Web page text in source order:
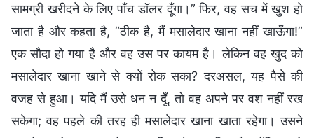
सामग्री खरीदने के लिए पाँच डॉलर दूँगा।” फिर, वह सच में खुश हो
जाता है और कहता है, “ठीक है, मैं मसालेदार खाना नहीं खाऊँगा!”
एक सौदा हो गया है और वह उस पर कायम है। लेकिन वह खुद को
मसालेदार खाना खाने से क्यों रोक सका? दरअसल, यह पैसे की
वजह से हुआ। यदि मैं उसे धन न दूँ, तो वह अपने पर वश नहीं रख
सकेगा; वह पहले की तरह ही मसालेदार खाना खाता रहेगा। उसने